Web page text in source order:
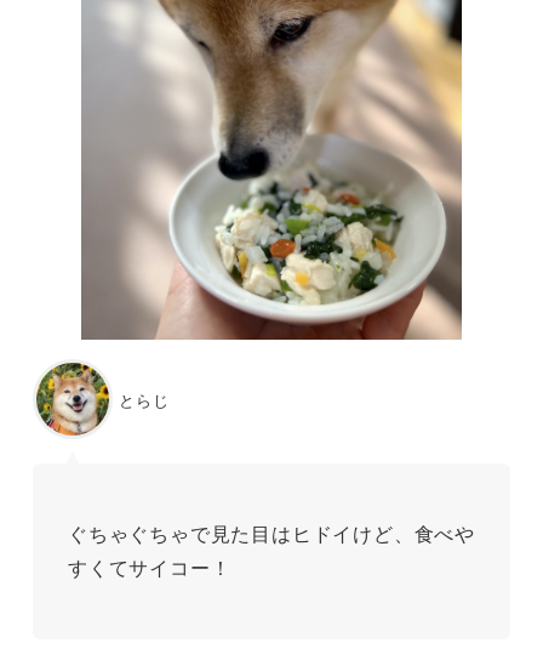
とらじ
ぐちゃぐちゃで見た目はヒドイけど、食べや
すくてサイコー！